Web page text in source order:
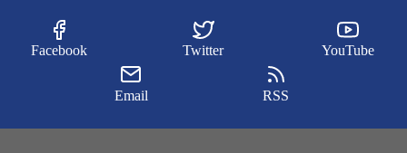
Facebook Twitter YouTube
Email RSS